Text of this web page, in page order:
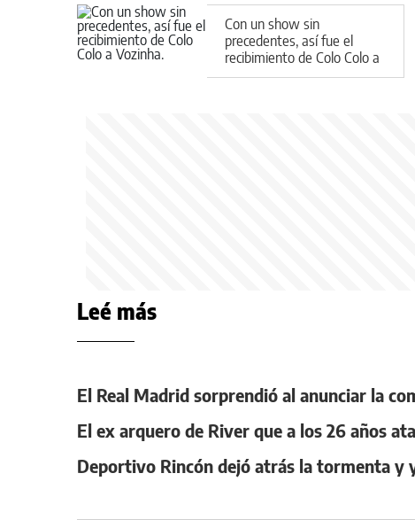
Con un show sin
precedentes, así fue el
recibimiento de Colo Colo a
Vozinha
Leé más
El Real Madrid sorprendió al anunciar la
El ex arquero de River que a los 26 años
Deportivo Rincón dejó atrás la tormenta y